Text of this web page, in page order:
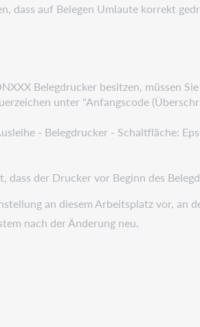
dass auf Belegen Umlaute korrekt
Belegdrucker besitzen, müssen
unter "Anfangscode
- Belegdrucker - Schaltfläche:
dass der Drucker vor Beginn des
an diesem Arbeitsplatz vor, an
nach der Änderung neu.